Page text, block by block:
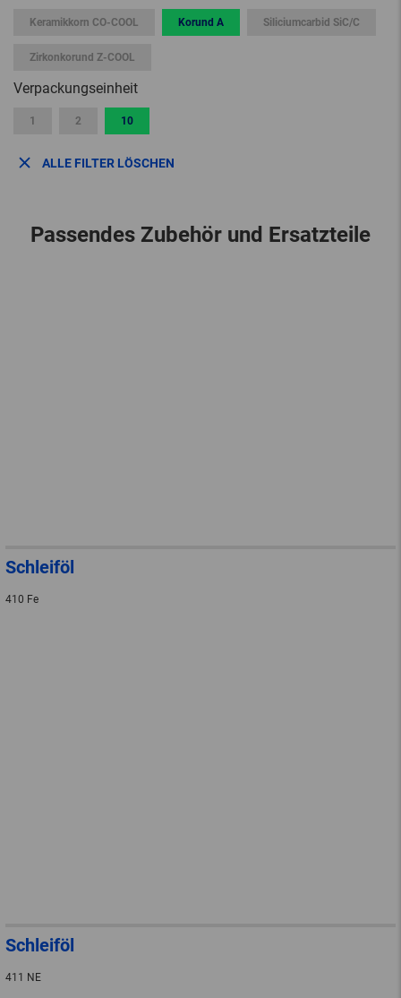
Keramikkorn CO-COOL Korund A Siliciumcarbid SiC/C
Zirkonkorund Z-COOL
Verpackungseinheit
1 2 10
ALLE FILTER LÖSCHEN
Passendes Zubehör und Ersatzteile
Schleiföl
410 Fe
Schleiföl
411 NE